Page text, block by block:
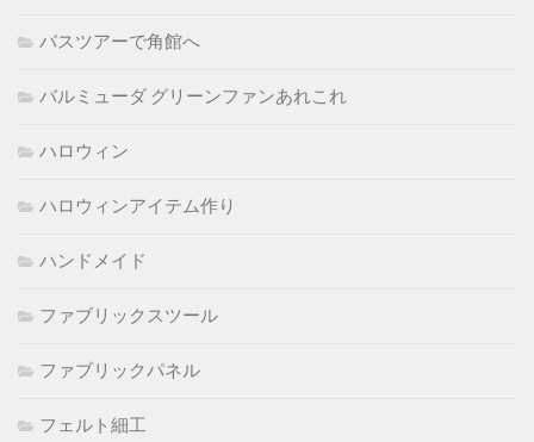
バスツアーで角館へ
バルミューダ グリーンファンあれこれ
ハロウィン
ハロウィンアイテム作り
ハンドメイド
ファブリックスツール
ファブリックパネル
フェルト細工